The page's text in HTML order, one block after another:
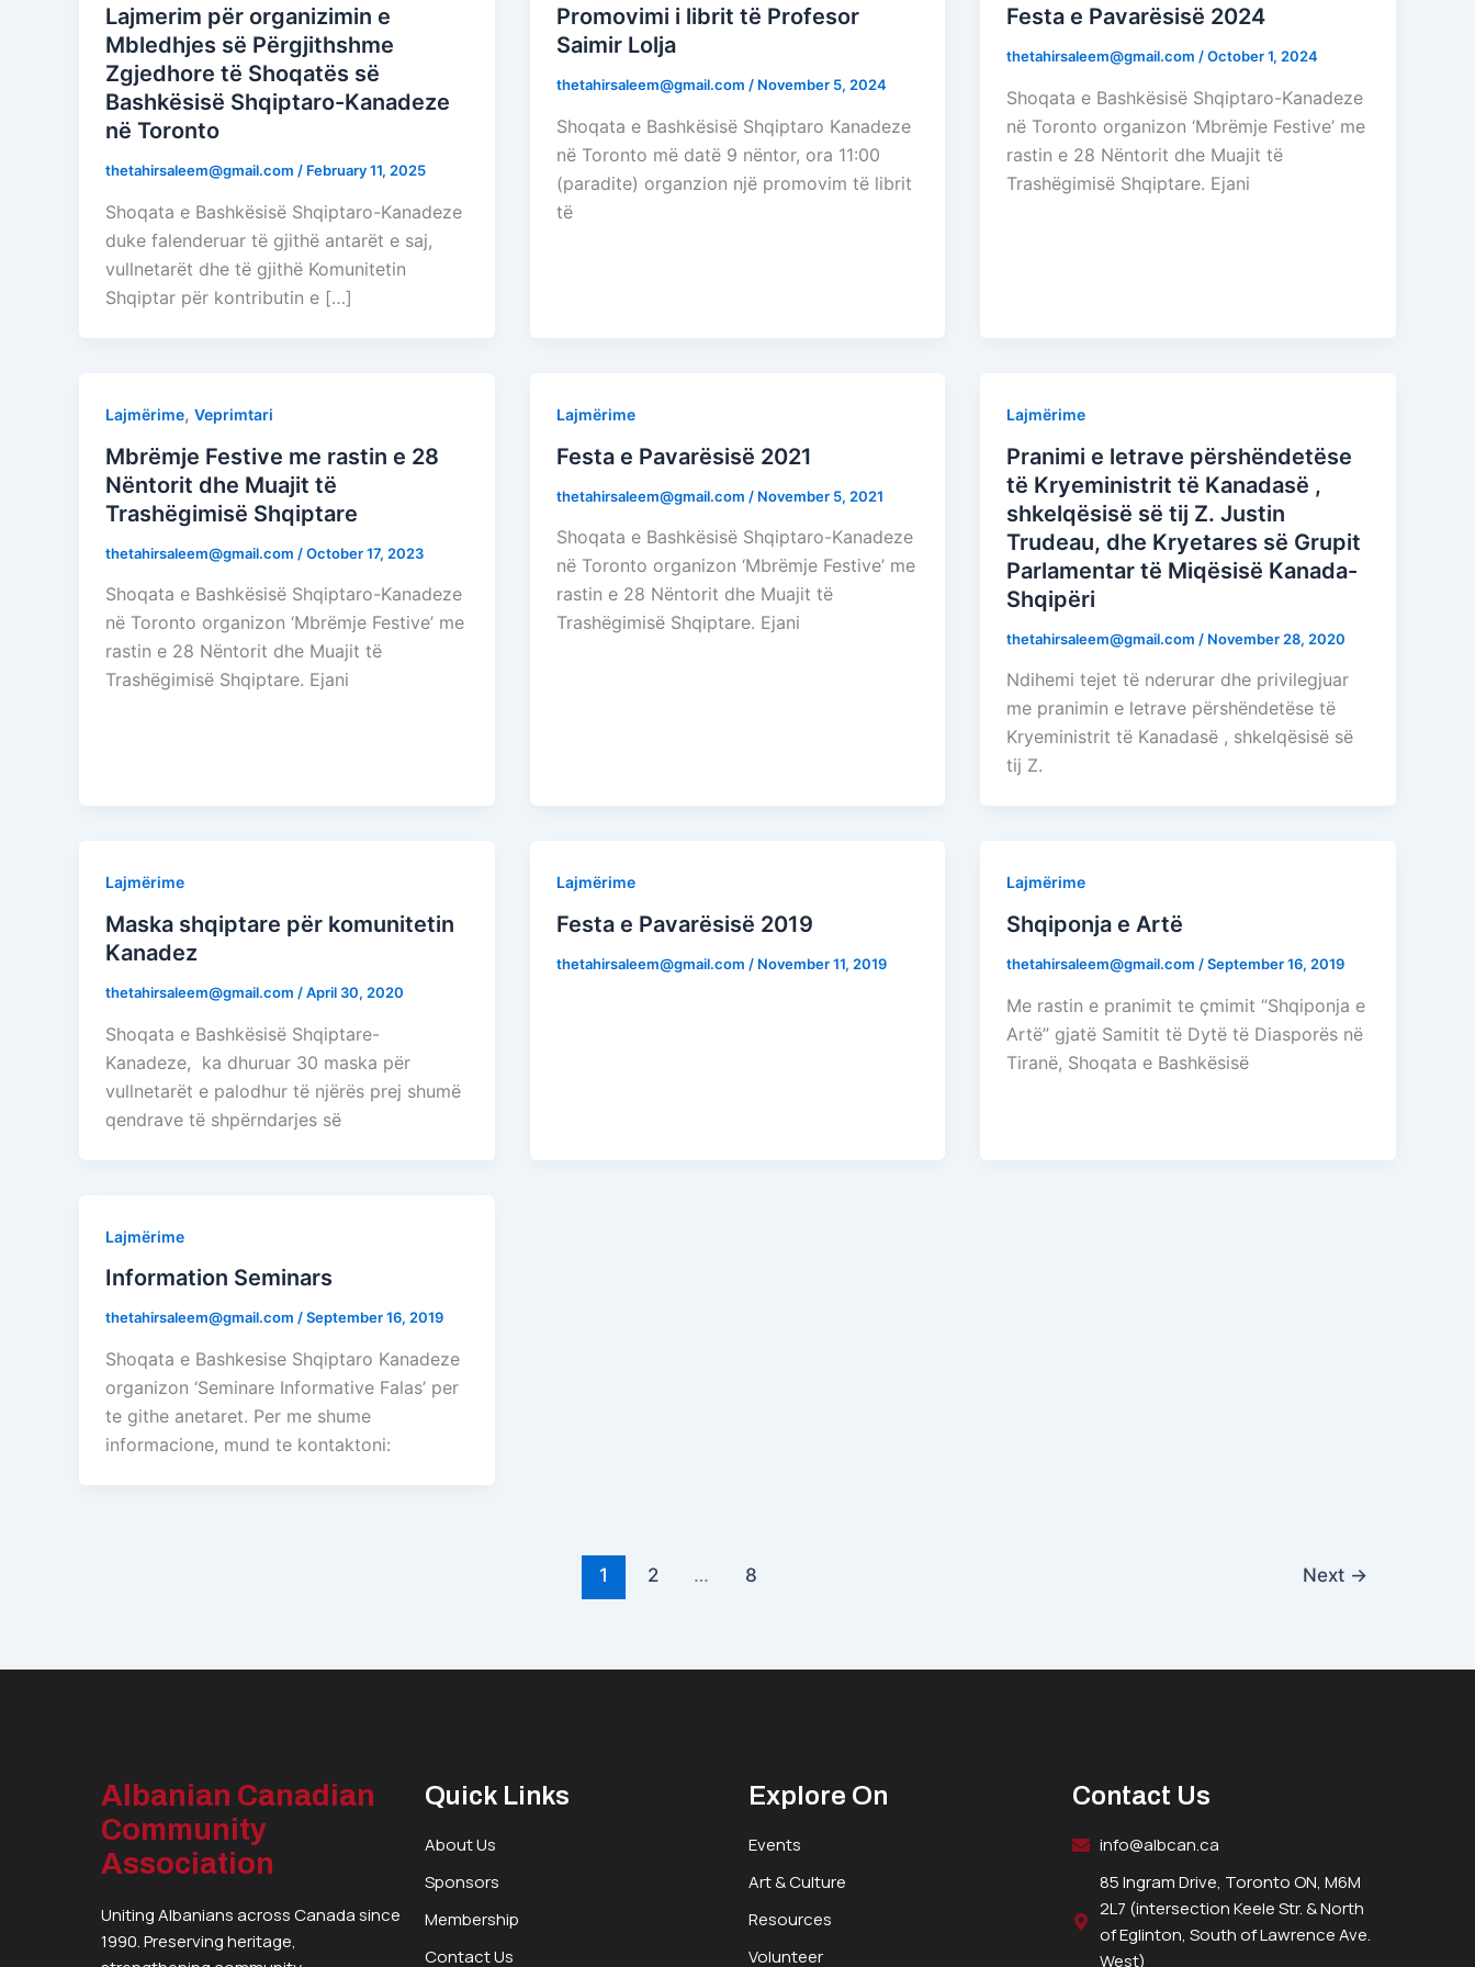
Lajmerim për organizimin e
Mbledhjes së Përgjithshme
Zgjedhore të Shoqatës së
Bashkësisë Shqiptaro-Kanadeze
në Toronto
thetahirsaleem@gmail.com / February 11, 2025
Shoqata e Bashkësisë Shqiptaro-Kanadeze
duke falenderuar të gjithë antarët e saj,
vullnetarët dhe të gjithë Komunitetin
Shqiptar për kontributin e […]
Promovimi i librit të Profesor
Saimir Lolja
thetahirsaleem@gmail.com / November 5, 2024
Shoqata e Bashkësisë Shqiptaro Kanadeze
në Toronto më datë 9 nëntor, ora 11:00
(paradite) organzion një promovim të librit
të
Festa e Pavarësisë 2024
thetahirsaleem@gmail.com/October 1, 2024
Shoqata e Bashkësisë Shqiptaro-Kanadeze
në Toronto organizon ‘Mbrëmje Festive’ me
rastin e 28 Nëntorit dhe Muajit të
Trashëgimisë Shqiptare. Ejani
Lajmërime, Veprimtari
Mbrëmje Festive me rastin e 28
Nëntorit dhe Muajit të
Trashëgimisë Shqiptare
thetahirsaleem@gmail.com /October 17, 2023
Shoqata e Bashkësisë Shqiptaro-Kanadeze
në Toronto organizon ‘Mbrëmje Festive’ me
rastin e 28 Nëntorit dhe Muajit të
Trashëgimisë Shqiptare. Ejani
Lajmërime
Festa e Pavarësisë 2021
thetahirsaleem@gmail.com / November 5, 2021
Shoqata e Bashkësisë Shqiptaro-Kanadeze
në Toronto organizon ‘Mbrëmje Festive’ me
rastin e 28 Nëntorit dhe Muajit të
Trashëgimisë Shqiptare. Ejani
Lajmërime
Pranimi e letrave përshëndetëse
të Kryeministrit të Kanadasë ,
shkelqësisë së tij Z. Justin
Trudeau, dhe Kryetares së Grupit
Parlamentar të Miqësisë Kanada-
Shqipëri
thetahirsaleem@gmail.com / November 28, 2020
Ndihemi tejet të nderurar dhe privilegjuar
me pranimin e letrave përshëndetëse të
Kryeministrit të Kanadasë , shkelqësisë së
tij Z.
Lajmërime
Maska shqiptare për komunitetin
Kanadez
thetahirsaleem@gmail.com /April 30, 2020
Shoqata e Bashkësisë Shqiptare-
Kanadeze, ka dhuruar 30 maska për
vullnetarët e palodhur të njërës prej shumë
qendrave të shpërndarjes së
Lajmërime
Festa e Pavarësisë 2019
thetahirsaleem@gmail.com / November 11, 2019
Lajmërime
Shqiponja e Artë
thetahirsaleem@gmail.com /September 16, 2019
Me rastin e pranimit te çmimit “Shqiponja e
Artë” gjatë Samitit të Dytë të Diasporës në
Tiranë, Shoqata e Bashkësisë
Lajmërime
Information Seminars
thetahirsaleem@gmail.com /September 16, 2019
Shoqata e Bashkesise Shqiptaro Kanadeze
organizon ‘Seminare Informative Falas’ per
te githe anetaret. Per me shume
informacione, mund te kontaktoni:
1 2 … 8 Next →
Albanian Canadian
Community
Association
Uniting Albanians across Canada since
1990. Preserving heritage,
Quick Links
About Us
Sponsors
Membership
Contact Us
Explore On
Events
Art & Culture
Resources
Volunteer
Contact Us
info@albcan.ca
85 Ingram Drive, Toronto ON, M6M
2L7 (intersection Keele Str. & North
of Eglinton, South of Lawrence Ave.
West)